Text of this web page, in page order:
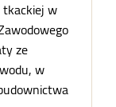
w
ze
w